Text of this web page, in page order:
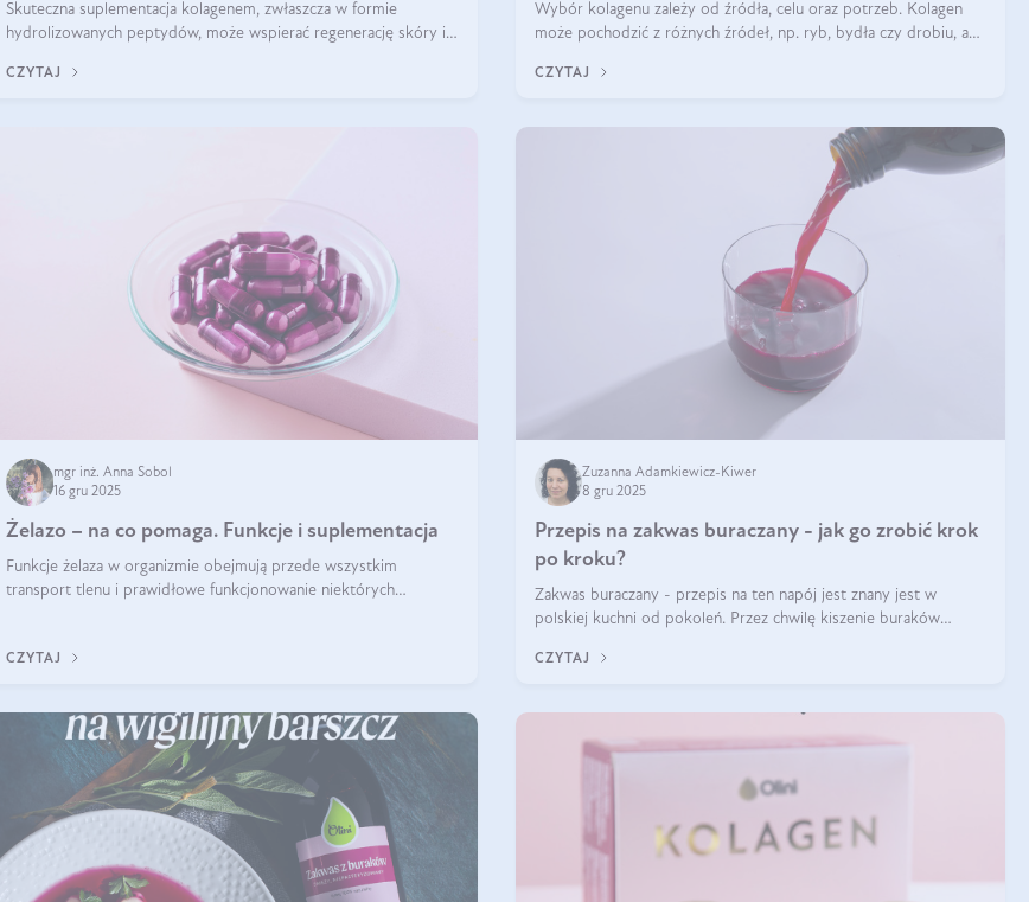
Skuteczna suplementacja kolagenem, zwłaszcza w formie
hydrolizowanych peptydów, może wspierać regenerację skóry i
regularnością stosowania.
CZYTAJ
Wybór kolagenu zależy od źródła, celu oraz potrzeb. Kolagen
może pochodzić z różnych źródeł, np. ryb, bydła czy drobiu, a
sprawdza się kolagen rybi, a dla wspierania stawów — kolagen
CZYTAJ
mgr inż. Anna Sobol
16 gru 2025
Żelazo – na co pomaga. Funkcje i suplementacja
Funkcje żelaza w organizmie obejmują przede wszystkim
transport tlenu i prawidłowe funkcjonowanie niektórych
etapie życia.
CZYTAJ
Zuzanna Adamkiewicz-Kiwer
8 gru 2025
Przepis na zakwas buraczany - jak go zrobić krok
po kroku?
Zakwas buraczany - przepis na ten napój jest znany jest w
polskiej kuchni od pokoleń. Przez chwilę kiszenie buraków
na fali popularności na
CZYTAJ